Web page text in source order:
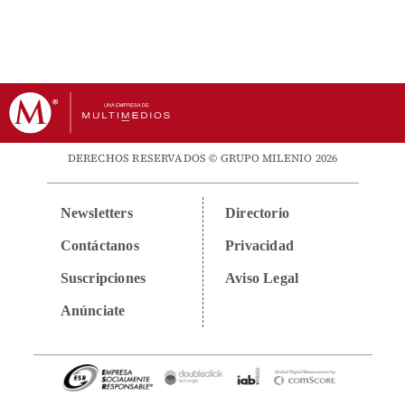
DERECHOS RESERVADOS © GRUPO MILENIO 2026
Newsletters
Contáctanos
Suscripciones
Anúnciate
Directorio
Privacidad
Aviso Legal